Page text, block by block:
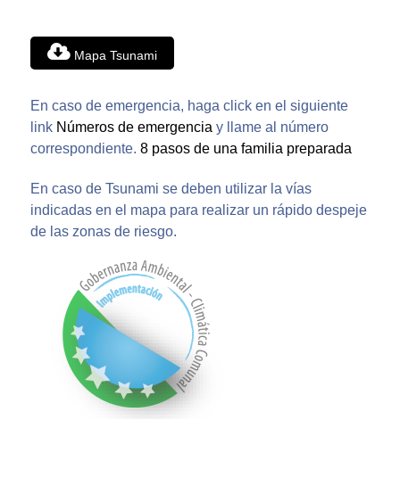
Mapa Tsunami
En caso de emergencia, haga click en el siguiente
link Números de emergencia y llame al número
correspondiente. 8 pasos de una familia preparada
En caso de Tsunami se deben utilizar la vías
indicadas en el mapa para realizar un rápido despeje
de las zonas de riesgo.